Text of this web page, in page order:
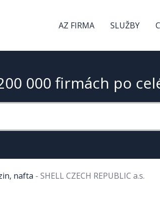
AZ FIRMA SLUŽBY
000 firmách po
nafta - SHELL CZECH REPUBLIC a.s.